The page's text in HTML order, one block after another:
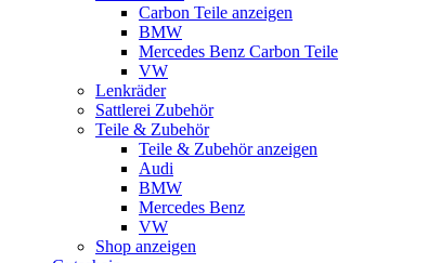
Carbon Teile anzeigen
BMW
Mercedes Benz Carbon Teile
VW
Lenkräder
Sattlerei Zubehör
Teile & Zubehör
Teile & Zubehör anzeigen
Audi
BMW
Mercedes Benz
VW
Shop anzeigen